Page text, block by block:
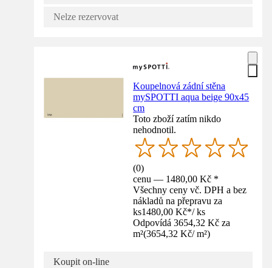
Nelze rezervovat
Koupelnová zádní stěna
mySPOTTI aqua beige 90x45
cm
Toto zboží zatím nikdo
nehodnotil.
(0)
cenu — 1480,00 Kč *
Všechny ceny vč. DPH a bez
nákladů na přepravu za
ks1480,00 Kč*/ ks
Odpovídá 3654,32 Kč za
m²(3654,32 Kč/ m²)
Koupit on-line